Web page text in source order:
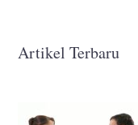
Artikel Terbaru